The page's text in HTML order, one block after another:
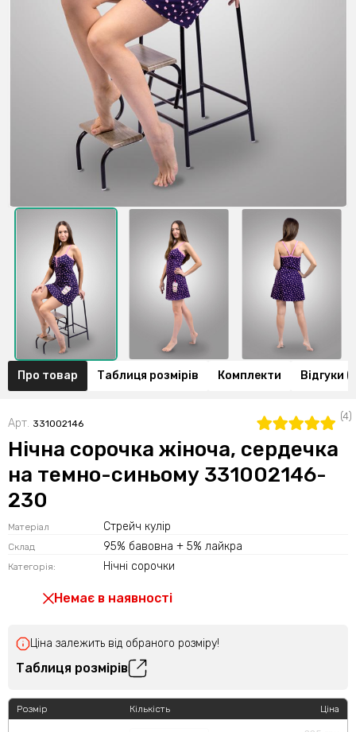
Про товар Таблиця розмірів Комплекти Відгуки
Арт. 331002146
(4)
Нічна сорочка жіноча, сердечка
на темно-синьому 331002146-
230
Матеріал Стрейч кулір
Склад 95% бавовна + 5% лайкра
Категорія: Нічні сорочки
Немає в наявності
Ціна залежить від обраного розміру!
Таблиця розмірів
Розмір Кількість Ціна